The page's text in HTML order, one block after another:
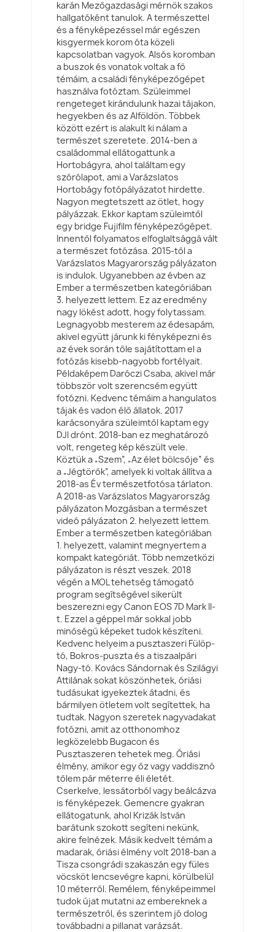
karán Mezőgazdasági mérnök szakos
hallgatóként tanulok. A természettel
és a fényképezéssel már egészen
kisgyermek korom óta közeli
kapcsolatban vagyok. Alsós koromban
a buszok és vonatok voltak a fő
témáim, a családi fényképezőgépet
használva fotóztam. Szüleimmel
rengeteget kirándulunk hazai tájakon,
hegyekben és az Alföldön. Többek
között ezért is alakult ki nálam a
természet szeretete. 2014-ben a
családommal ellátogattunk a
Hortobágyra, ahol találtam egy
szórólapot, ami a Varázslatos
Hortobágy fotópályázatot hirdette.
Nagyon megtetszett az ötlet, hogy
pályázzak. Ekkor kaptam szüleimtől
egy bridge Fujifilm fényképezőgépet.
Innentől folyamatos elfoglaltsággá vált
a természet fotózása. 2015-től a
Varázslatos Magyarország pályázaton
is indulok. Ugyanebben az évben az
Ember a természetben kategóriában
3. helyezett lettem. Ez az eredmény
nagy lökést adott, hogy folytassam.
Legnagyobb mesterem az édesapám,
akivel együtt járunk ki fényképezni és
az évek során tőle sajátítottam el a
fotózás kisebb-nagyobb fortélyait.
Példaképem Daróczi Csaba, akivel már
többször volt szerencsém együtt
fotózni. Kedvenc témáim a hangulatos
tájak és vadon élő állatok. 2017
karácsonyára szüleimtől kaptam egy
DJI drónt. 2018-ban ez meghatározó
volt, rengeteg kép készült vele.
Köztük a „Szem”, „Az élet bölcsője” és
a „Jégtörők”, amelyek ki voltak állítva a
2018-as Év természetfotósa tárlaton.
A 2018-as Varázslatos Magyarország
pályázaton Mozgásban a természet
videó pályázaton 2. helyezett lettem.
Ember a természetben kategóriában
1. helyezett, valamint megnyertem a
kompakt kategóriát. Több nemzetközi
pályázaton is részt veszek. 2018
végén a MOL tehetség támogató
program segítségével sikerült
beszerezni egy Canon EOS 7D Mark II-
t. Ezzel a géppel már sokkal jobb
minőségű képeket tudok készíteni.
Kedvenc helyeim a pusztaszeri Fülöp-
tó, Bokros-puszta és a tiszaalpári
Nagy-tó. Kovács Sándornak és Szilágyi
Attilának sokat köszönhetek, óriási
tudásukat igyekeztek átadni, és
bármilyen ötletem volt segítettek, ha
tudtak. Nagyon szeretek nagyvadakat
fotózni, amit az otthonomhoz
legközelebb Bugacon és
Pusztaszeren tehetek meg. Óriási
élmény, amikor egy őz vagy vaddisznó
tőlem pár méterre éli életét.
Cserkelve, lessátorból vagy beálcázva
is fényképezek. Gemencre gyakran
ellátogatunk, ahol Krizák István
barátunk szokott segíteni nekünk,
akire felnézek. Másik kedvelt témám a
madarak, óriási élmény volt 2018-ban a
Tisza csongrádi szakaszán egy füles
vöcsköt lencsevégre kapni, körülbelül
10 méterről. Remélem, fényképeimmel
tudok újat mutatni az embereknek a
természetről, és szerintem jó dolog
továbbadni a pillanat varázsát.